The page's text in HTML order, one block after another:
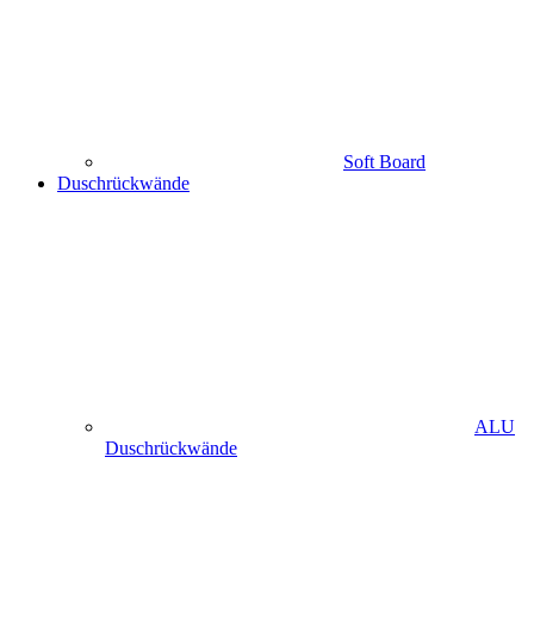
Soft Board
Duschrückwände
ALU
Duschrückwände